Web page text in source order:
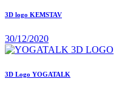
3D logo KEMSTAV
30/12/2020
3D Logo YOGATALK